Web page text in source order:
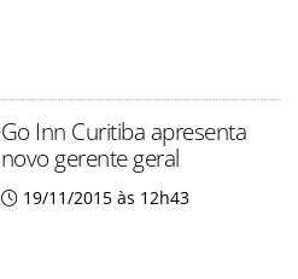
Go Inn Curitiba apresenta
novo gerente geral
19/11/2015 às 12h43